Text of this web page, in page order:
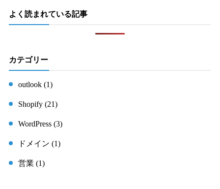
よく読まれている記事
カテゴリー
outlook (1)
Shopify (21)
WordPress (3)
ドメイン (1)
営業 (1)